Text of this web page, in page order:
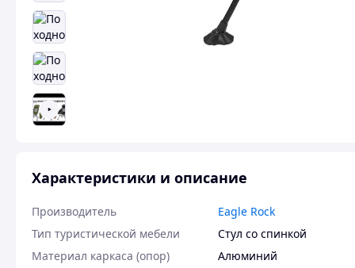
Характеристики и описание
Производитель
Eagle Rock
Тип туристической мебели
Стул со спинкой
Материал каркаса (опор)
Алюминий